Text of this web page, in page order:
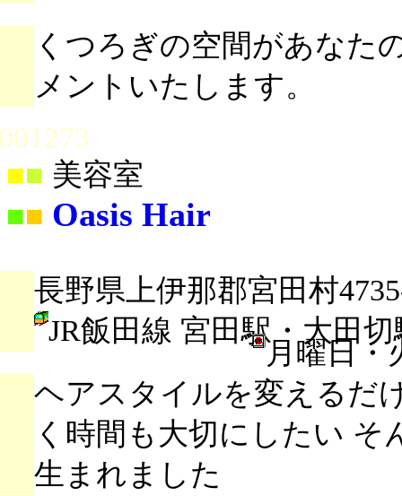
くつろぎの空間があなた
メントいたします。
■ 美容室
■■ Oasis Hair
長野県上伊那郡宮田村
JR飯田線 宮田駅・大田切
月曜日・
ヘアスタイルを変えるだ
く時間も大切にしたい
生まれました